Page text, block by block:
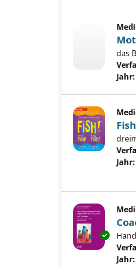
das
Jahr:
Jahr:
Jahr: